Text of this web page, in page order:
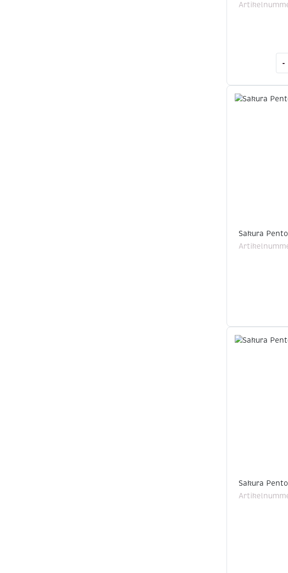
-
fijn
Sakura
Sakura